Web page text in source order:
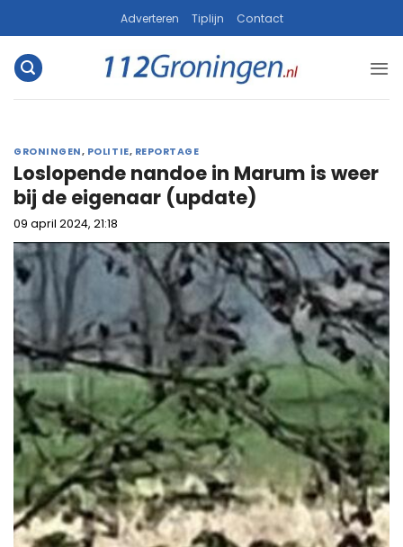
naar
inhoud
Adverteren Tiplijn Contact
GRONINGEN, POLITIE, REPORTAGE
Loslopende nandoe in Marum is weer
bij de eigenaar (update)
09 april 2024, 21:18